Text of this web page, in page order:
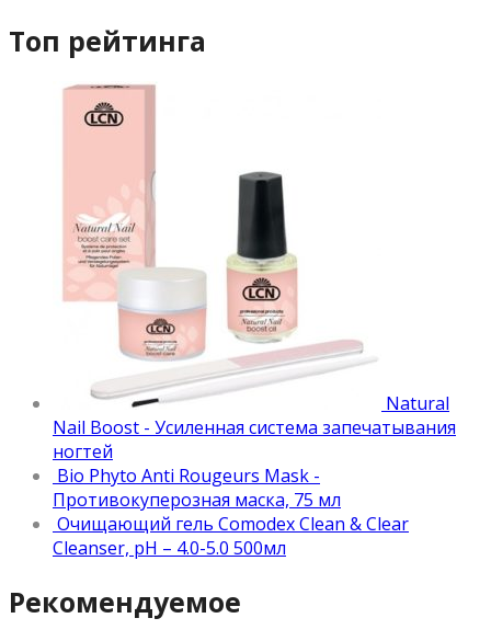
Топ рейтинга
Natural
Nail Boost - Усиленная система запечатывания
ногтей
Bio Phyto Anti Rougeurs Mask -
Противокуперозная маска, 75 мл
Очищающий гель Comodex Clean & Clear
Cleanser, pH – 4.0-5.0 500мл
Рекомендуемое